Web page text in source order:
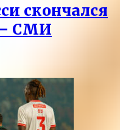
скончался
— СМИ